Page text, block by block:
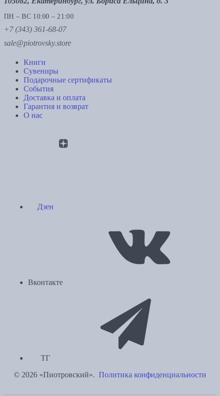
ПН – ВС 10:00 – 21:00
+7 (343) 361-68-07
sale@piotrovsky.store
Книги
Сувениры
Подарочные сертификаты
События
Доставка и оплата
Гарантия и возврат
О нас
Дзен
Вконтакте
ТГ
© 2026 «Пиотровский». Политика конфиденциальности